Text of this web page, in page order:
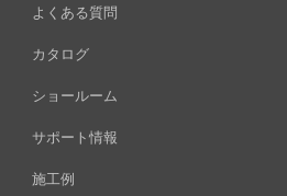
よくある質問
カタログ
ショールーム
サポート情報
施工例